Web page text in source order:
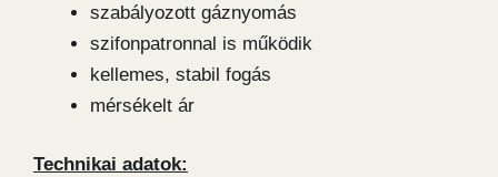
szabályozott gáznyomás
szifonpatronnal is működik
kellemes, stabil fogás
mérsékelt ár
Technikai adatok: